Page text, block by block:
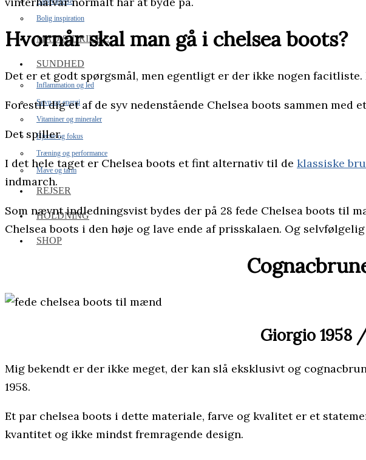
Bolig inspiration
MAD & DRIKKE
SUNDHED
Inflammation og led
Søvn og energi
Vitaminer og mineraler
Hjerne og fokus
Træning og performance
Mave og tarm
REJSER
HOLDNING
SHOP
Hvornår skal man gå i chelsea boots?
Det er et godt spørgsmål, men egentligt er der ikke nogen
Forestil dig et af de syv nedenstående Chelsea boots sammen med
Det spiller.
I det hele taget er Chelsea boots et fint alternativ til de klassiske
indmarch.
Som nævnt indledningsvist bydes der på 28 fede Chelsea boots til
Chelsea boots i den høje og lave ende af prisskalaen. Og
Giorgio 1958
Mig bekendt er der ikke meget, der kan slå eksklusivt og
1958.
Et par chelsea boots i dette materiale, farve og kvalitet er et
kvantitet og ikke mindst fremragende design.